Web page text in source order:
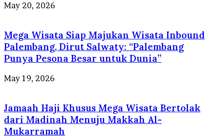
May 20, 2026
Mega Wisata Siap Majukan Wisata Inbound
Palembang, Dirut Salwaty: “Palembang
Punya Pesona Besar untuk Dunia”
May 19, 2026
Jamaah Haji Khusus Mega Wisata Bertolak
dari Madinah Menuju Makkah Al-
Mukarramah